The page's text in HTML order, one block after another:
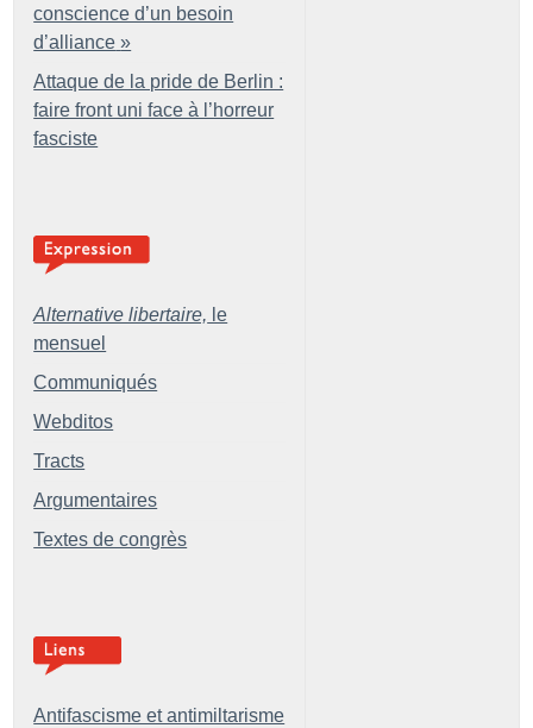
conscience d’un besoin
d’alliance »
Attaque de la pride de Berlin :
faire front uni face à l’horreur
fasciste
Alternative libertaire, le
mensuel
Communiqués
Webditos
Tracts
Argumentaires
Textes de congrès
Antifascisme et antimiltarisme